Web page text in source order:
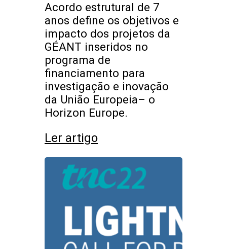
Acordo estrutural de 7
anos define os objetivos e
impacto dos projetos da
GÉANT inseridos no
programa de
financiamento para
investigação e inovação
da União Europeia– o
Horizon Europe.
Ler artigo